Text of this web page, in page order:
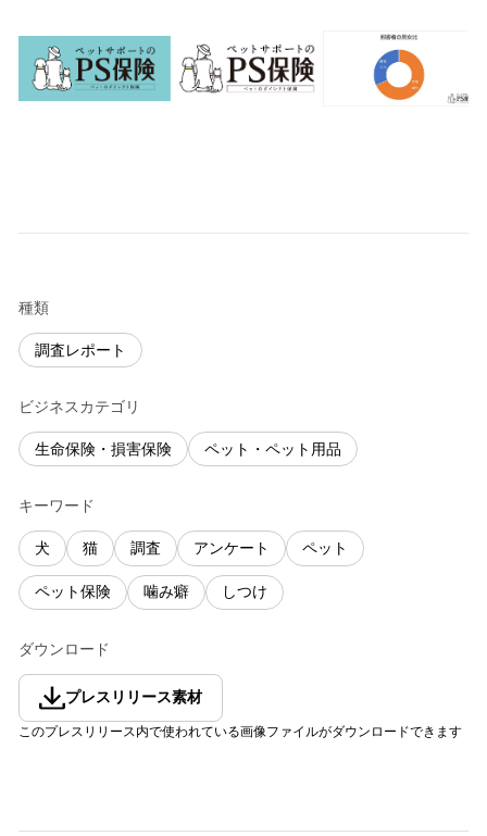
種類
調査レポート
ビジネスカテゴリ
生命保険・損害保険 ペット・ペット用品
キーワード
犬 猫 調査 アンケート ペット
ペット保険 噛み癖 しつけ
ダウンロード
プレスリリース素材
このプレスリリース内で使われている画像ファイルがダウンロードできます